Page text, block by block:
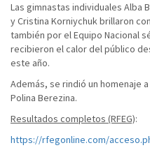
Las gimnastas individuales Alba
y Cristina Korniychuk brillaron
también por el Equipo Nacional
recibieron el calor del público
este año.
Además, se rindió un homenaje
Polina Berezina.
Resultados completos (RFEG):
https://rfegonline.com/